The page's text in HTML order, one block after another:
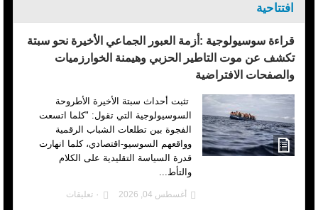
افتتاحية
قراءة سوسيولوجية :أزمة العبور الجماعي الأخيرة نحو سبتة
تكشف عن موت التاطير الحزبي وهيمنة الخوارزميات
والصفحات الافتراضية
تثبت أحداث سبتة الأخيرة الأطروحة
السوسيولوجية التي تقول: "كلما اتسعت
الفجوة بين تطلعات الشباب الرقمية
وواقعهم السوسيو-اقتصادي، كلما انهارت
قدرة السياسة التقليدية على الكلام
والتأط...
أغسطس 04, 2026 ٠ تعليقات